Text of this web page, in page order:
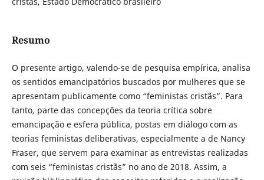
Resumo
O presente artigo, valendo-se de pesquisa empírica, analisa
os sentidos emancipatórios buscados por mulheres que se
apresentam publicamente como “feministas cristãs”. Para
tanto, parte das concepções da teoria crítica sobre
emancipação e esfera pública, postas em diálogo com as
teorias feministas deliberativas, especialmente a de Nancy
Fraser, que servem para examinar as entrevistas realizadas
com seis “feministas cristãs” no ano de 2018. Assim, a